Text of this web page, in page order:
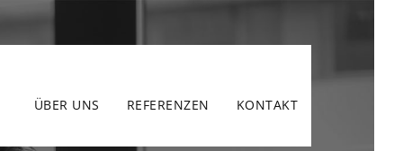
ÜBER UNS REFERENZEN KONTAKT